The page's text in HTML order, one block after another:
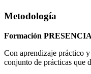
Metodología
Formación
Con aprendizaje práctico
conjunto de prácticas que